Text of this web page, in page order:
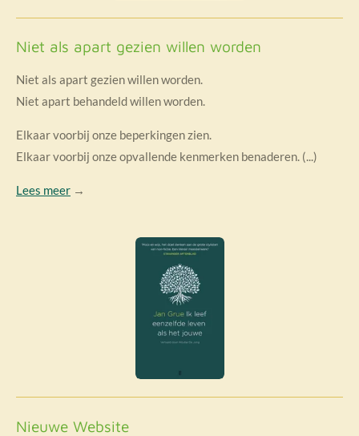
Niet als apart gezien willen worden
Niet als apart gezien willen worden.
Niet apart behandeld willen worden.
Elkaar voorbij onze beperkingen zien.
Elkaar voorbij onze opvallende kenmerken benaderen. (...)
Lees meer →
Nieuwe Website